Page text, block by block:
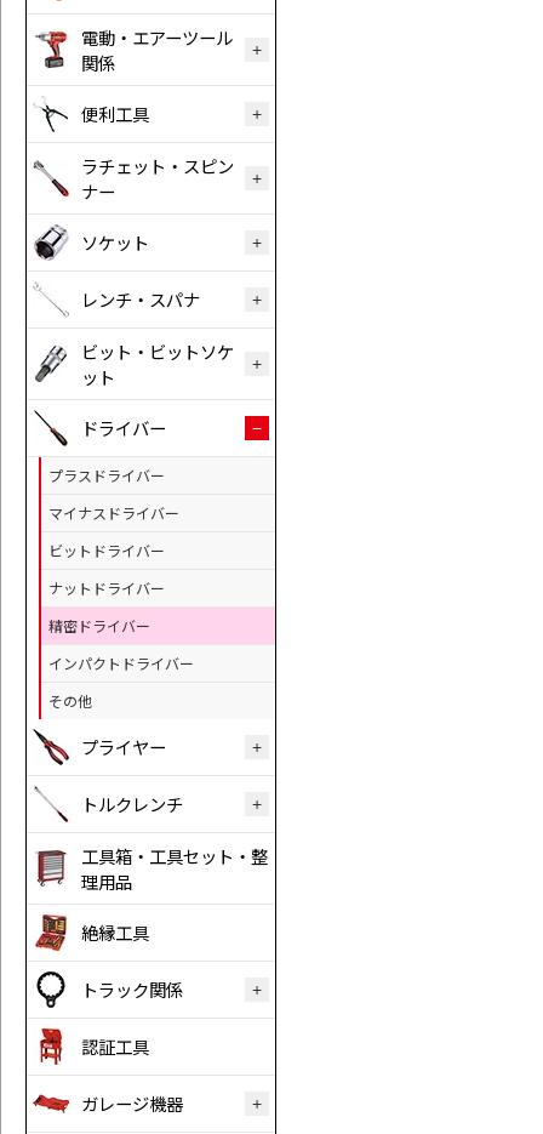
電動・エアーツール
関係
便利工具
ラチェット・スピン
ナー
ソケット
レンチ・スパナ
ビット・ビットソケ
ット
ドライバー
プラスドライバー
マイナスドライバー
ビットドライバー
ナットドライバー
精密ドライバー
インパクトドライバー
その他
プライヤー
トルクレンチ
工具箱・工具セット・整
理用品
絶縁工具
トラック関係
認証工具
ガレージ機器